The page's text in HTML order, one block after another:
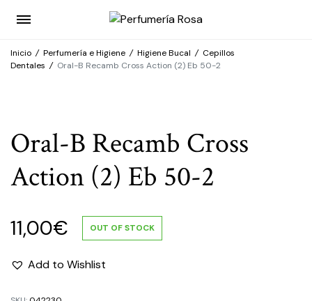
Inicio / Perfumería e Higiene / Higiene Bucal / Cepillos
Dentales / Oral-B Recamb Cross Action (2) Eb 50-2
Oral-B Recamb Cross
Action (2) Eb 50-2
11,00€ OUT OF STOCK
Add to Wishlist